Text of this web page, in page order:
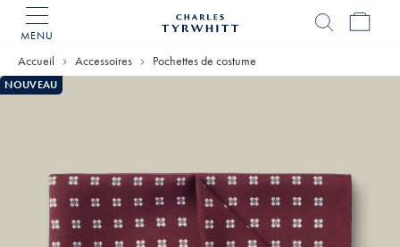
MENU
Tyrwhitt
Accueil Accessoires Pochettes de costume
NOUVEAU